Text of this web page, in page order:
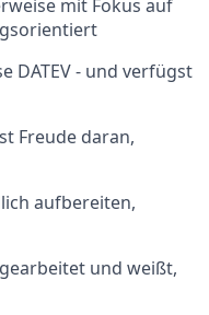
mit Fokus auf
DATEV - und verfügst
Freude daran,
aufbereiten,
und weißt,